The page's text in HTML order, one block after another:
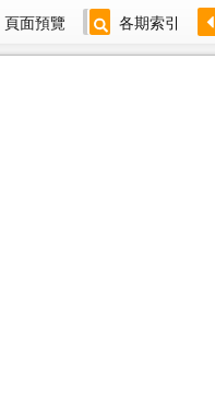
頁面預覽 各期索引